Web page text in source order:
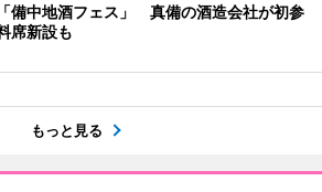
備中地酒フェス」 真備の酒造会社が初参
席新設も
もっと見る